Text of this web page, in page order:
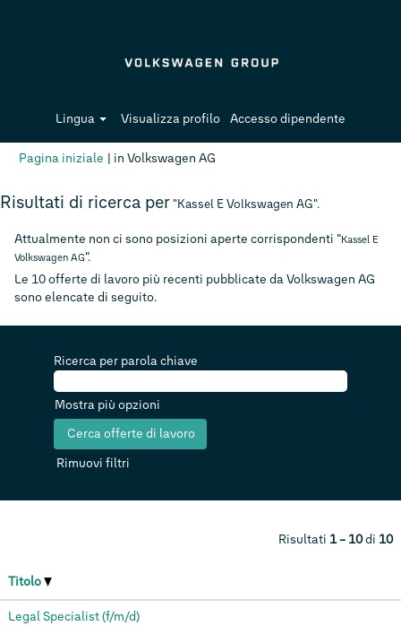
Lingua Visualizza profilo Accesso dipendente
Pagina iniziale | in Volkswagen AG
Risultati di ricerca per "Kassel E Volkswagen AG".
Attualmente non ci sono posizioni aperte corrispondenti "Kassel E
Volkswagen AG".
Le 10 offerte di lavoro più recenti pubblicate da Volkswagen AG
sono elencate di seguito.
Ricerca per parola chiave
Mostra più opzioni
Rimuovi filtri
Risultati 1 – 10di 10
Titolo
Legal Specialist (f/m/d)